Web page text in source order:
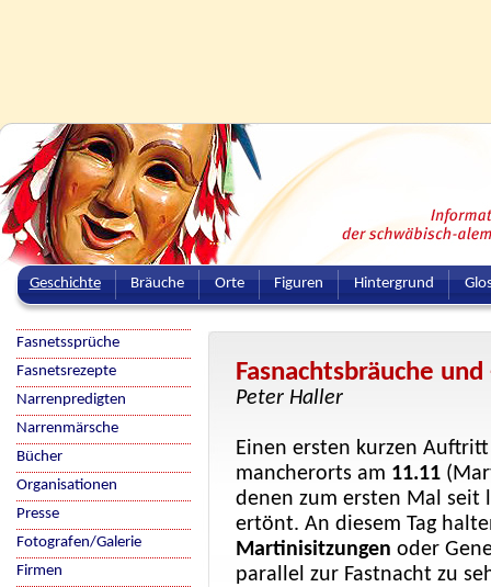
Geschichte Bräuche Orte Figuren Hintergrund
Fasnachtsbräuche
Peter Haller
Einen ersten kurzen
mancherorts am 11.11
denen zum ersten Mal seit
ertönt. An diesem Tag
Martinisitzungen oder
parallel zur Fastnacht zu
Fasnetssprüche
Fasnetsrezepte
Narrenpredigten
Narrenmärsche
Bücher
Organisationen
Presse
Fotografen/Galerie
Firmen